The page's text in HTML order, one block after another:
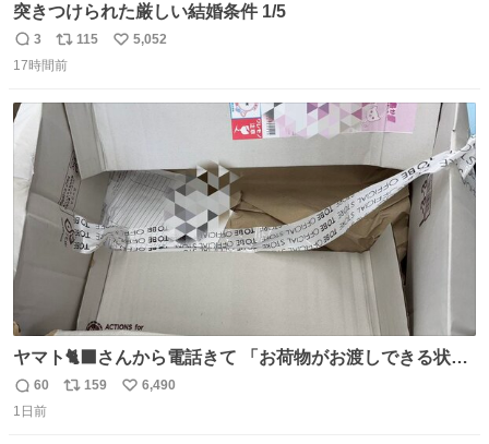
突きつけられた厳しい結婚条件 1/5
返
信
3
リ
ポ
ト
115
い
5,052
17時間前
ヤマト🐈‍⬛さんから電話きて 「お荷物がお渡しできる状況
でない程潰れてまして」って えっ😳 見に行くとこの状態
😭 海渡ってくる時に潰れたっぽい 「一旦戻して新しいの
返
信
60
リ
159
い
6,490
1日前